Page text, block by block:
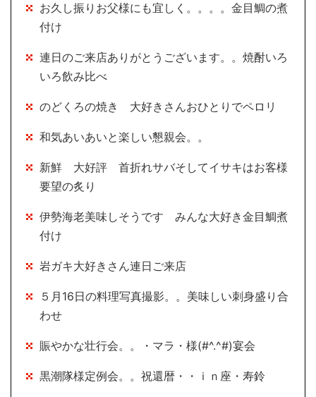
お久し振りお父様にも宜しく。。。。金目鯛の煮
付け
連日のご来店ありがとうございます。。焼酎いろ
いろ飲み比べ
のどくろの焼き 大好きさんおひとりでペロリ
和気あいあいと楽しい懇親会。。
新鮮 大好評 首折れサバそしてイサキはお客様
要望の炙り
伊勢海老美味しそうです みんな大好き金目鯛煮
付け
岩ガキ大好きさん連日ご来店
５月16日の料理写真撮影。。美味しい刺身盛り合
わせ
賑やかな壮行会。。・マラ・様(#^.^#)宴会
黒潮隊様定例会。。祝還暦・・ｉｎ座・寿鈴